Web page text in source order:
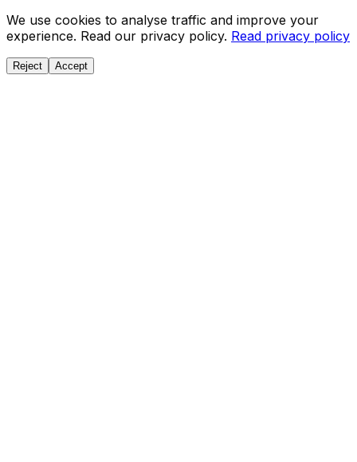
We use cookies to analyse traffic and improve your
experience. Read our privacy policy. Read privacy policy
Reject Accept